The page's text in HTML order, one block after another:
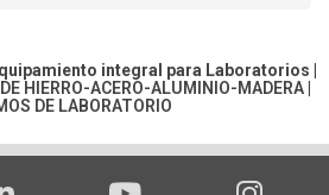
integral para Laboratorios |
HIERRO-ACERO-ALUMINIO-MADERA
DE LABORATORIO